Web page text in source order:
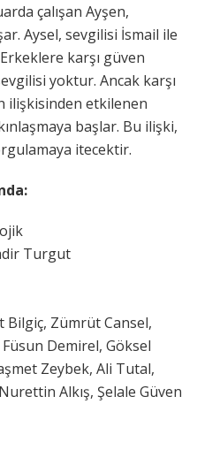
çalışan Ayşen,
Aysel, sevgilisi İsmail ile
karşı güven
yoktur. Ancak karşı
ilişkisinden etkilenen
başlar. Bu ilişki,
itecektir.
Turgut
Bilgiç, Zümrüt Cansel,
Demirel, Göksel
Zeybek, Ali Tutal,
Alkış, Şelale Güven